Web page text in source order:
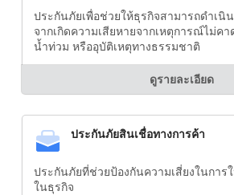
ประกันภัยเพื่อช่วยให้ธุรกิจสามารถดำเนิ
จากเกิดความเสียหายจากเหตุการณ์ไม่ค
น้ำท่วม หรืออุบัติเหตุทางธรรมชาติ
ดูรายละเอียด
ประกันภัยสินเชื่อทางการค้า
ประกันภัยที่ช่วยป้องกันความเสี่ยงในการใ
ในธุรกิจ